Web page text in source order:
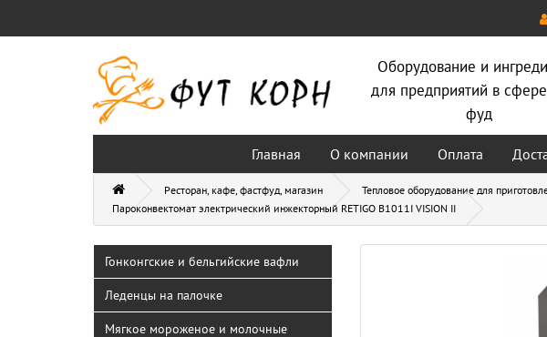
Оборудование и
для предприятий в
фуд
Главная О компании Оплата
Ресторан, кафе, фастфуд, магазин Тепловое оборудование для
Пароконвектомат электрический инжекторный RETIGO B1011I VISION II
Гонконгские и бельгийские вафли
Леденцы на палочке
Мягкое мороженое и молочные